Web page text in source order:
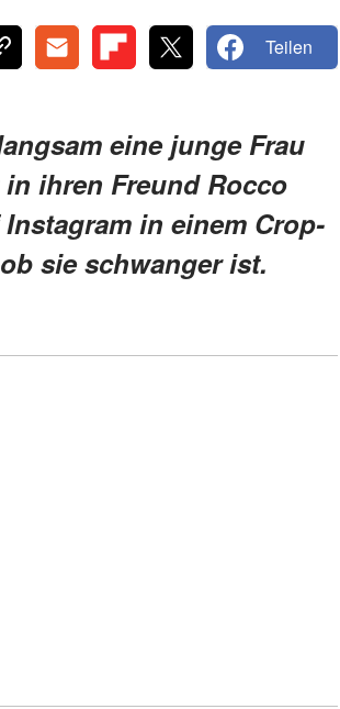
Teilen
eine junge Frau
in ihren Freund Rocco
in einem Crop-
sie schwanger ist.